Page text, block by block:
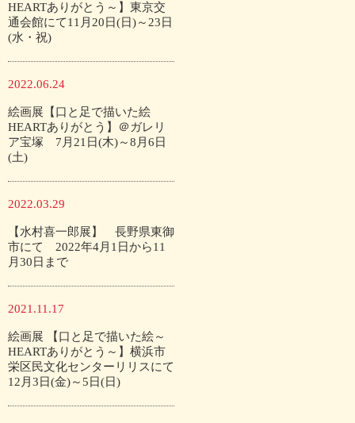
HEARTありがとう～】東京交
通会館にて11月20日(日)～23日
(水・祝)
2022.06.24
絵画展【口と足で描いた絵
HEARTありがとう】＠ガレリ
ア宝塚 7月21日(木)～8月6日
(土)
2022.03.29
【水村喜一郎展】 長野県東御
市にて 2022年4月1日から11
月30日まで
2021.11.17
絵画展 【口と足で描いた絵～
HEARTありがとう～】横浜市
栄区民文化センターリリスにて
12月3日(金)～5日(日)